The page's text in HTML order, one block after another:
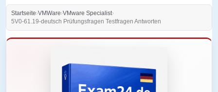
Startseite›VMWare›VMware Specialist›
5V0-61.19-deutsch Prüfungsfragen Testfragen Antworten